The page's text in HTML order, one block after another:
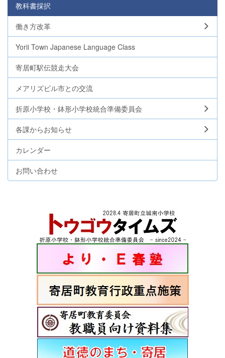
教科書採択
働き方改革
Yorii Town Japanese Language Class
寄居町駅伝競走大会
メアリズビル市との交流
折原小学校・鉢形小学校統合準備委員会
各課からお知らせ
カレンダー
お問い合わせ